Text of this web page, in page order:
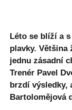
Léto se blíží a
plavky.
jednu zásadní
Trenér Pavel
brzdí výsledky,
Bartolomějová